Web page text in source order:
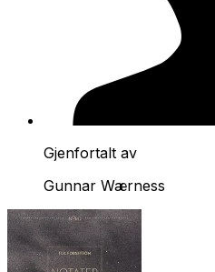
Gjenfortalt av
Gunnar Wærness